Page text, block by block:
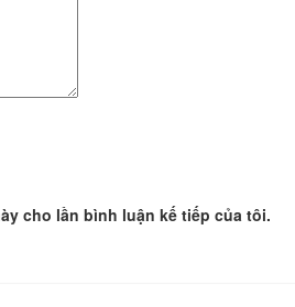
cho lần bình luận kế tiếp của tôi.